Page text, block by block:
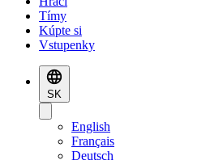
Tímy
Kúpte si
Vstupenky
SK
English
Français
Deutsch